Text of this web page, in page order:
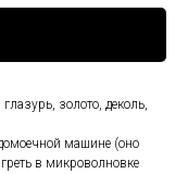
золото, деколь,
машине (оно
в микроволновке